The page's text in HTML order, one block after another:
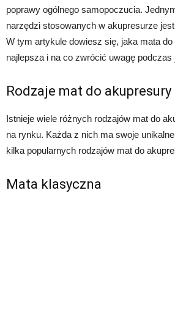
poprawy ogólnego samopoczucia.
narzędzi stosowanych w akupresurze
W tym artykule dowiesz się, jaka mata
najlepsza i na co zwrócić uwagę podczas
Rodzaje mat do akupresury
Istnieje wiele różnych rodzajów mat do
na rynku. Każda z nich ma swoje
kilka popularnych rodzajów mat do
Mata klasyczna